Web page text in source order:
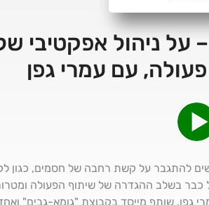
– על ניהול אפקטיבי
עם עמרי גפן
להתגבר על קשת רחבה של חסמים, כגון
כבר בשלב ההגדרה של שיתוף הפעולה
גפן, שותף מייסד בקבוצת "גומא-גבים"